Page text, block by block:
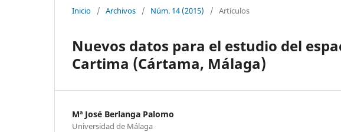
Inicio / Archivos / Núm. 14 (2015) / Artículos
Nuevos datos para el estudio del
Cartima (Cártama, Málaga)
Mª José Berlanga Palomo
Universidad de Málaga